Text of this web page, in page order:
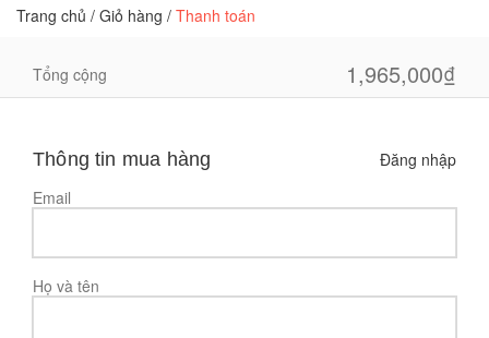
Trang chủ / Giỏ hàng / Thanh toán
1,965,000₫
Tổng cộng 1,965,000₫
Thông tin mua hàng
Đăng nhập
Email
Họ và tên